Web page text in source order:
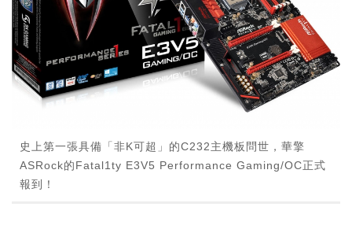
史上第一張具備「非K可超」的C232主機板問世，華擎
ASRock的Fatal1ty E3V5 Performance Gaming/OC正式
報到！